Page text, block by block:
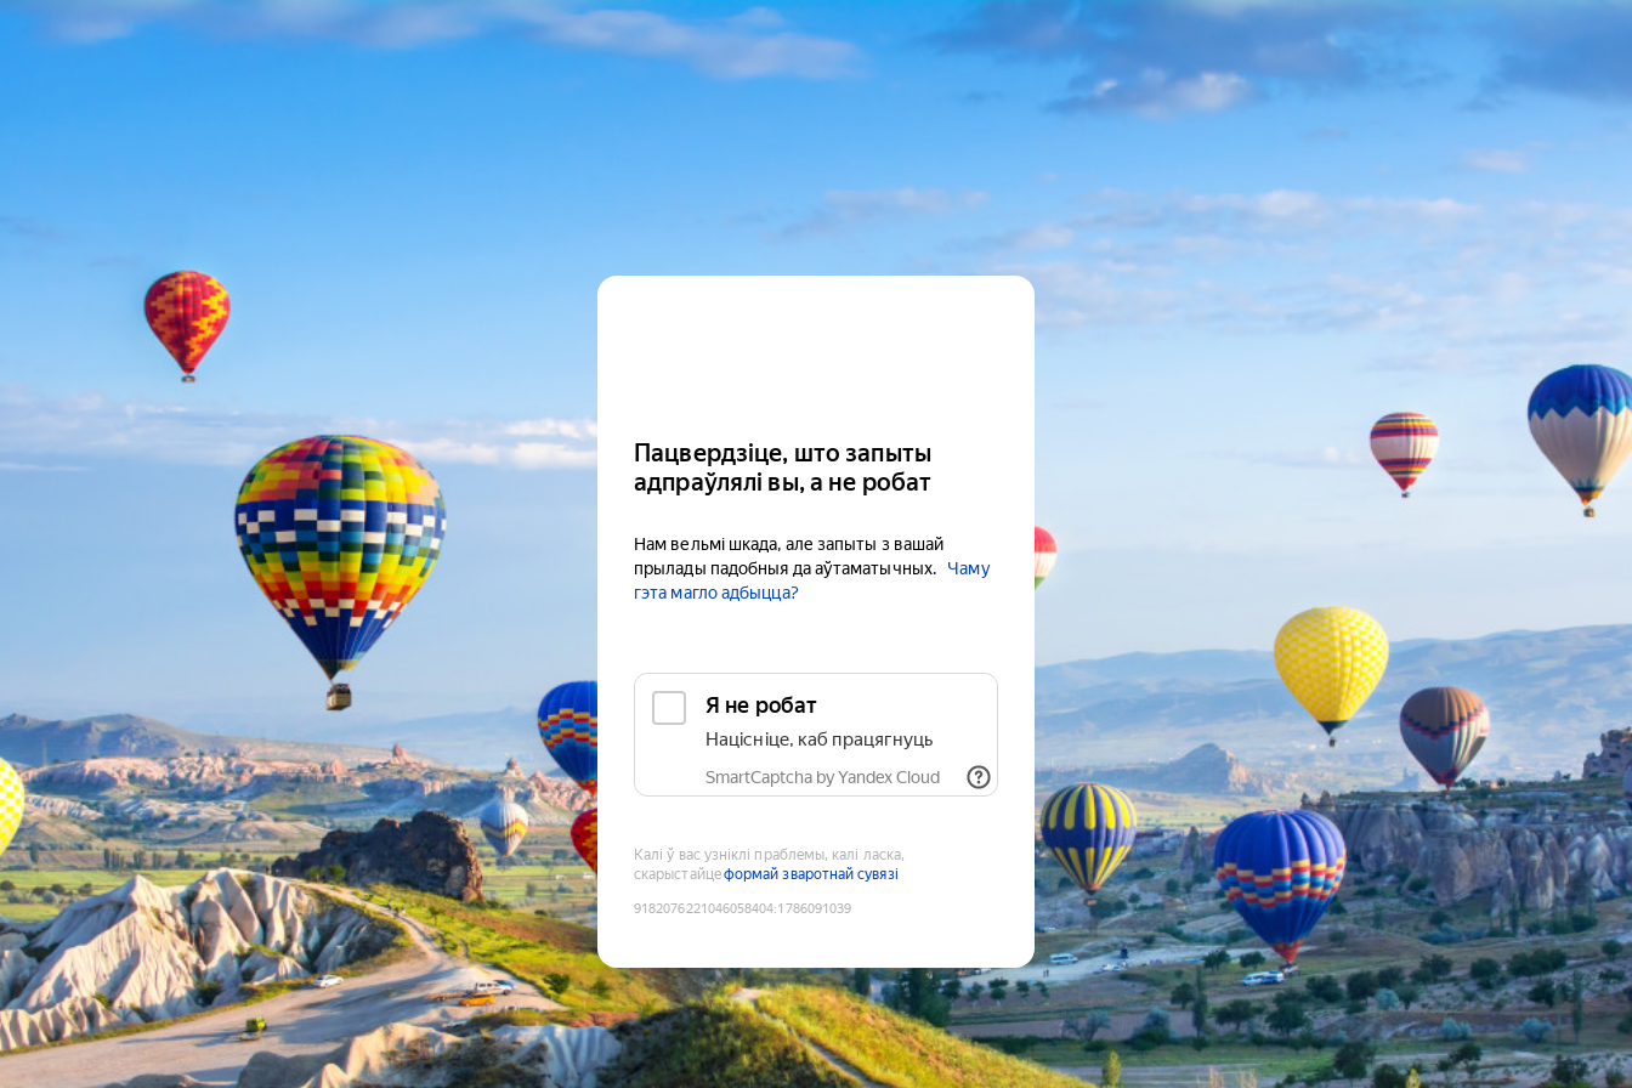
Пацвердзіце, што запыты
адпраўлялі вы, а не робат
Нам вельмі шкада, але запыты з вашай
прылады падобныя да аўтаматычных.
Чаму
гэта магло адбыцца?
Я не робат
Націсніце, каб працягнуць
SmartCaptcha by Yandex Cloud
Калі ў вас узніклі праблемы, калі ласка,
скарыстайцеформай зваротнай сувязі
9182076221046058404:1786091039